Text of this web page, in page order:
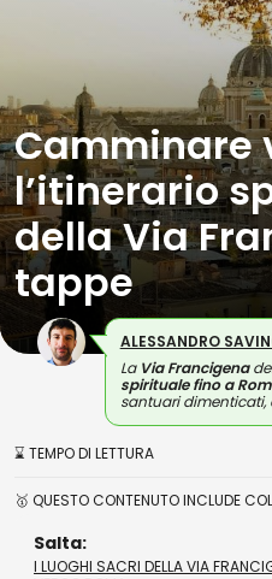
Camminare
l’itinerario
della Via
tappe
ALESSANDRO
La Via Francigena
spirituale fino a
santuari dimenticati,
⌛ TEMPO DI LETTURA
🥇 QUESTO CONTENUTO INCLUDE
Salta:
I LUOGHI SACRI DELLA VIA